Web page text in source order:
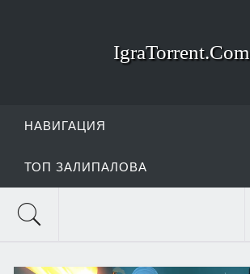
IgraTorrent.Com
НАВИГАЦИЯ
ТОП ЗАЛИПАЛОВА